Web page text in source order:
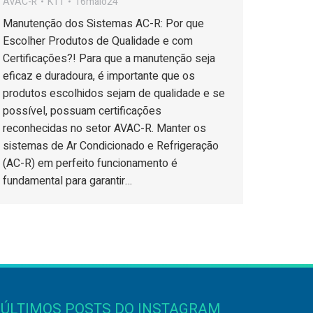
Manutenção dos Sistemas AC-R: Por que
Escolher Produtos de Qualidade e com
Certificações?! Para que a manutenção seja
eficaz e duradoura, é importante que os
produtos escolhidos sejam de qualidade e se
possível, possuam certificações
reconhecidas no setor AVAC-R. Manter os
sistemas de Ar Condicionado e Refrigeração
(AC-R) em perfeito funcionamento é
fundamental para garantir…